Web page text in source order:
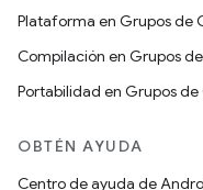
Plataforma en Grupos de
Compilación en Grupos
Portabilidad en Grupos
OBTÉN AYUDA
Centro de ayuda de